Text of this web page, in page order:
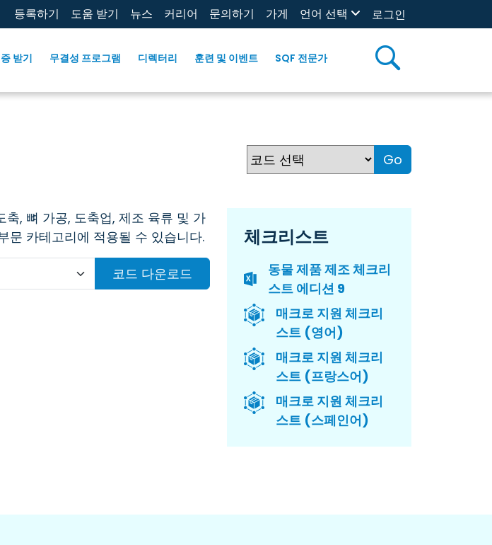
등록하기 도움 받기 뉴스 커리어 문의하기 가게 언어 선택 로그인
받기 무결성 프로그램 디렉터리 훈련 및 이벤트 SQF 전문가
Go
, 뼈 가공, 도축업, 제조 육류 및 가
문 카테고리에 적용될 수 있습니다.
코드 다운로드
체크리스트
동물 제품 제조 체크리
스트 에디션 9
매크로 지원 체크리
스트 (영어)
매크로 지원 체크리
스트 (프랑스어)
매크로 지원 체크리
스트 (스페인어)